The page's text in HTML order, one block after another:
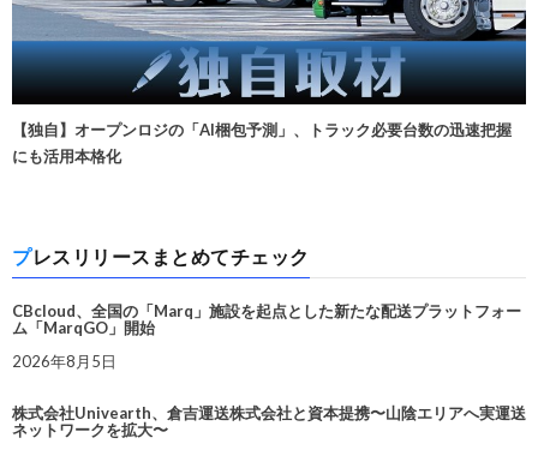
【独自】オープンロジの「AI梱包予測」、トラック必要台数の迅速把握
にも活用本格化
プレスリリースまとめてチェック
CBcloud、全国の「Marq」施設を起点とした新たな配送プラットフォー
ム「MarqGO」開始
2026年8月5日
株式会社Univearth、倉吉運送株式会社と資本提携〜山陰エリアへ実運送
ネットワークを拡大〜